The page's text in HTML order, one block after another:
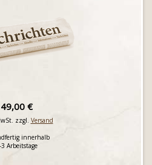
49,00 €
zzgl. Versand
innerhalb
Arbeitstage